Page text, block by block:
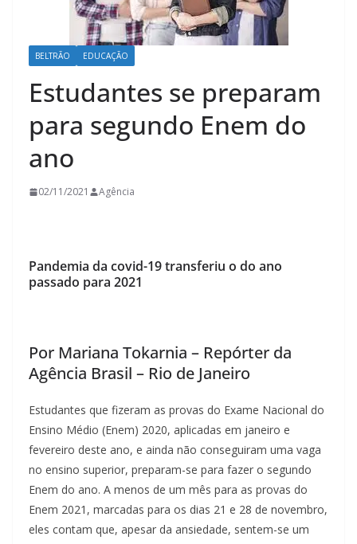
BELTRÃO EDUCAÇÃO
Estudantes se preparam
para segundo Enem do
ano
02/11/2021 Agência
Pandemia da covid-19 transferiu o do ano
passado para 2021
Por Mariana Tokarnia – Repórter da
Agência Brasil – Rio de Janeiro
Estudantes que fizeram as provas do Exame Nacional do
Ensino Médio (Enem) 2020, aplicadas em janeiro e
fevereiro deste ano, e ainda não conseguiram uma vaga
no ensino superior, preparam-se para fazer o segundo
Enem do ano. A menos de um mês para as provas do
Enem 2021, marcadas para os dias 21 e 28 de novembro,
eles contam que, apesar da ansiedade, sentem-se um